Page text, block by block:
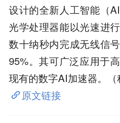
设计的全新人工智能（
光学处理器能以光速进
数十纳秒内完成无线信
95%。其可广泛应用于
现有的数字AI加速器。（
原文链接